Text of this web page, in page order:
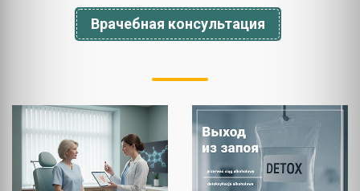
Врачебная консультация